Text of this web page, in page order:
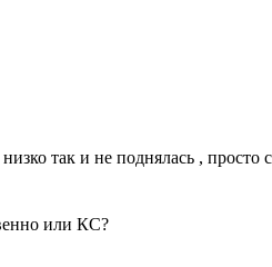
так и не поднялась , просто
или КС?